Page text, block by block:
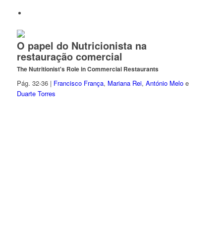
O papel do Nutricionista na
restauração comercial
The Nutritionist's Role in Commercial Restaurants
Pág. 32-36 | Francisco França, Mariana Rei, António Meloe
Duarte Torres